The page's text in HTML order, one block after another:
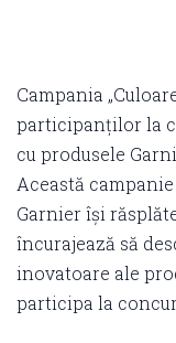
Campania
participanților la
cu produsele
Această
Garnier își
încurajează să
inovatoare ale
participa la